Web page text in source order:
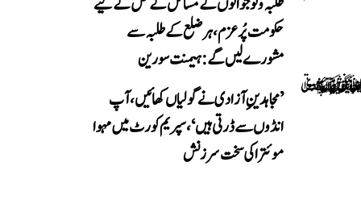
حکومت پُرعزم، ہر ضلع کے طلبہ سے
مشورے لیں گے: ہیمنت سورین
’مجاہدینِ آزادی نے گولیاں کھائیں، آپ
انڈوں سے ڈرتی ہیں‘، سپریم کورٹ میں مہوا
موئترا کی سخت سرزنش